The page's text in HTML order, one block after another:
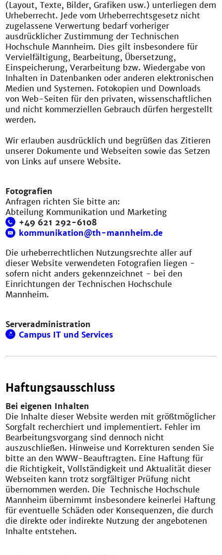
(Layout, Texte, Bilder, Grafiken usw.) unterliegen dem
Urheberrecht. Jede vom Urheberrechtsgesetz nicht
zugelassene Verwertung bedarf vorheriger
ausdrücklicher Zustimmung der Technischen
Hochschule Mannheim. Dies gilt insbesondere für
Vervielfältigung, Bearbeitung, Übersetzung,
Einspeicherung, Verarbeitung bzw. Wiedergabe von
Inhalten in Datenbanken oder anderen elektronischen
Medien und Systemen. Fotokopien und Downloads
von Web-Seiten für den privaten, wissenschaftlichen
und nicht kommerziellen Gebrauch dürfen hergestellt
werden.
Wir erlauben ausdrücklich und begrüßen das Zitieren
unserer Dokumente und Webseiten sowie das Setzen
von Links auf unsere Website.
Fotografien
Anfragen richten Sie bitte an:
Abteilung Kommunikation und Marketing
+49 621 292-6108
kommunikation@th-mannheim.de
Die urheberrechtlichen Nutzungsrechte aller auf
dieser Website verwendeten Fotografien liegen -
sofern nicht anders gekennzeichnet - bei den
Einrichtungen der Technischen Hochschule
Mannheim.
Serveradministration
Campus IT und Services
Haftungsausschluss
Bei eigenen Inhalten
Die Inhalte dieser Website werden mit größtmöglicher
Sorgfalt recherchiert und implementiert. Fehler im
Bearbeitungsvorgang sind dennoch nicht
auszuschließen. Hinweise und Korrekturen senden Sie
bitte an den WWW-Beauftragten. Eine Haftung für
die Richtigkeit, Vollständigkeit und Aktualität dieser
Webseiten kann trotz sorgfältiger Prüfung nicht
übernommen werden. Die Technische Hochschule
Mannheim übernimmt insbesondere keinerlei Haftung
für eventuelle Schäden oder Konsequenzen, die durch
die direkte oder indirekte Nutzung der angebotenen
Inhalte entstehen.